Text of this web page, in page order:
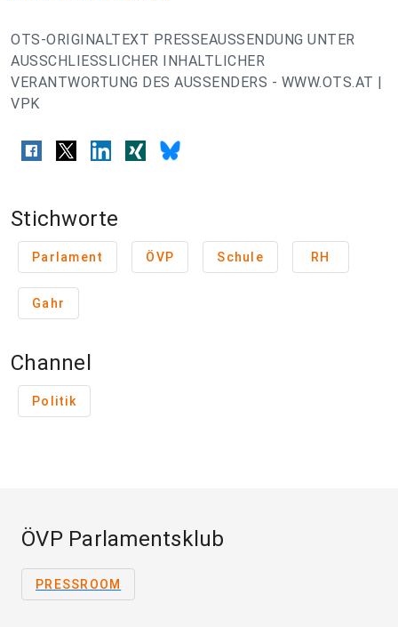
OTS-ORIGINALTEXT PRESSEAUSSENDUNG UNTER
AUSSCHLIESSLICHER INHALTLICHER
VERANTWORTUNG DES AUSSENDERS - WWW.OTS.AT |
VPK
Stichworte
Parlament ÖVP Schule RH
Gahr
Channel
Politik
ÖVP Parlamentsklub
PRESSROOM